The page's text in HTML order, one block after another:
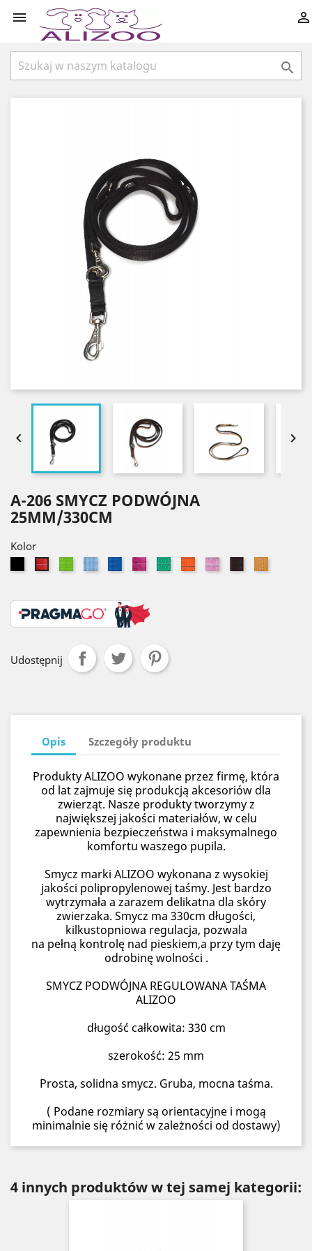
 

 
A-206 SMYCZ PODWÓJNA
25MM/330CM
Kolor
CzarnyCzerwonySeledynowy
BłękitnyNiebieski
RóżowyZielonyPomarańczowy
Jasny
Brązowy
Udostępnij
Opis Szczegóły produktu
Produkty ALIZOO wykonane przez firmę, która
od lat zajmuje się produkcją akcesoriów dla
zwierząt. Nasze produkty tworzymy z
największej jakości materiałów, w celu
zapewnienia bezpieczeństwa i maksymalnego
komfortu waszego pupila.
Smycz marki ALIZOO wykonana z wysokiej
jakości polipropylenowej taśmy. Jest bardzo
wytrzymała a zarazem delikatna dla skóry
zwierzaka. Smycz ma 330cm długości,
kilkustopniowa regulacja, pozwala
na pełną kontrolę nad pieskiem,a przy tym daję
odrobinę wolności .
SMYCZ PODWÓJNA REGULOWANA TAŚMA
ALIZOO
długość całkowita: 330 cm
szerokość: 25 mm
Prosta, solidna smycz. Gruba, mocna taśma.
( Podane rozmiary są orientacyjne i mogą
minimalnie się różnić w zależności od dostawy)
4 innych produktów w tej samej kategorii: